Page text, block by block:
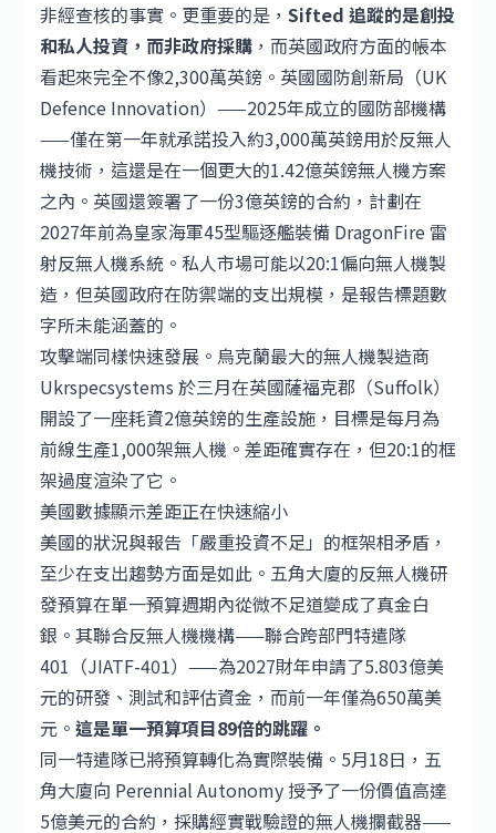
非經查核的事實。更重要的是， Sifted 追蹤的是創投
和私人投資，而非政府採購 ，而英國政府方面的帳本
看起來完全不像2,300萬英鎊。英國國防創新局（UK
Defence Innovation）——2025年成立的國防部機構
——僅在第一年就承諾投入約3,000萬英鎊用於反無人
機技術，這還是在一個更大的1.42億英鎊無人機方案
之內。英國還簽署了一份3億英鎊的合約，計劃在
2027年前為皇家海軍45型驅逐艦裝備 DragonFire 雷
射反無人機系統。私人市場可能以20:1偏向無人機製
造，但英國政府在防禦端的支出規模，是報告標題數
字所未能涵蓋的。
攻擊端同樣快速發展。烏克蘭最大的無人機製造商
Ukrspecsystems 於三月在英國薩福克郡（Suffolk）
開設了一座耗資2億英鎊的生產設施，目標是每月為
前線生產1,000架無人機。差距確實存在，但20:1的框
架過度渲染了它。
美國數據顯示差距正在快速縮小
美國的狀況與報告「嚴重投資不足」的框架相矛盾，
至少在支出趨勢方面是如此。五角大廈的反無人機研
發預算在單一預算週期內從微不足道變成了真金白
銀。其聯合反無人機機構——聯合跨部門特遣隊
401（JIATF-401）——為2027財年申請了5.803億美
元的研發、測試和評估資金，而前一年僅為650萬美
元。 這是單一預算項目89倍的跳躍。
同一特遣隊已將預算轉化為實際裝備。5月18日，五
角大廈向 Perennial Autonomy 授予了一份價值高達
5億美元的合約，採購經實戰驗證的無人機攔截器——